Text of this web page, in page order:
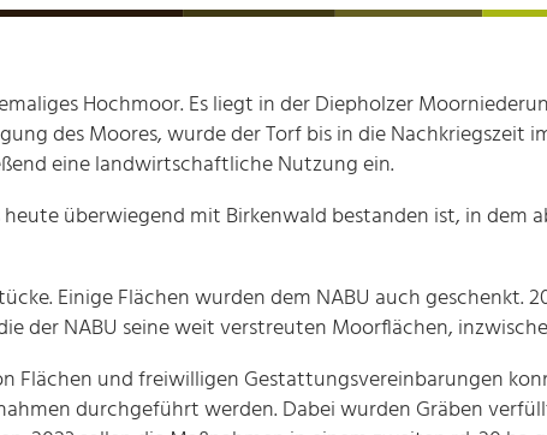
Hochmoor. Es liegt in der Diepholzer
des Moores, wurde der Torf bis in die Nachkriegszeit
eine landwirtschaftliche Nutzung ein.
überwiegend mit Birkenwald bestanden ist, in dem
Einige Flächen wurden dem NABU auch geschenkt.
der NABU seine weit verstreuten Moorflächen,
Flächen und freiwilligen Gestattungsvereinbarungen
durchgeführt werden. Dabei wurden Gräben